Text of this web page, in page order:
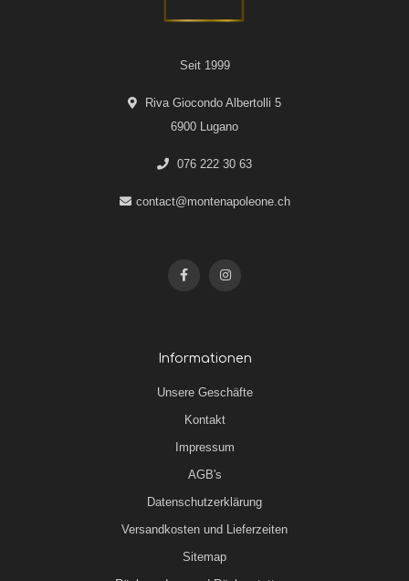
Seit 1999
Riva Giocondo Albertolli 5
6900 Lugano
076 222 30 63
contact@montenapoleone.ch
Informationen
Unsere Geschäfte
Kontakt
Impressum
AGB's
Datenschutzerklärung
Versandkosten und Lieferzeiten
Sitemap